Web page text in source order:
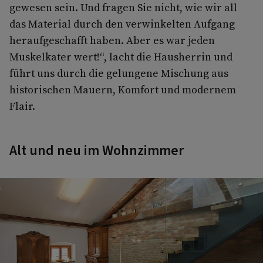
gewesen sein. Und fragen Sie nicht, wie wir all
das Material durch den verwinkelten Aufgang
heraufgeschafft haben. Aber es war jeden
Muskelkater wert!“, lacht die Hausherrin und
führt uns durch die gelungene Mischung aus
historischen Mauern, Komfort und modernem
Flair.
Alt und neu im Wohnzimmer